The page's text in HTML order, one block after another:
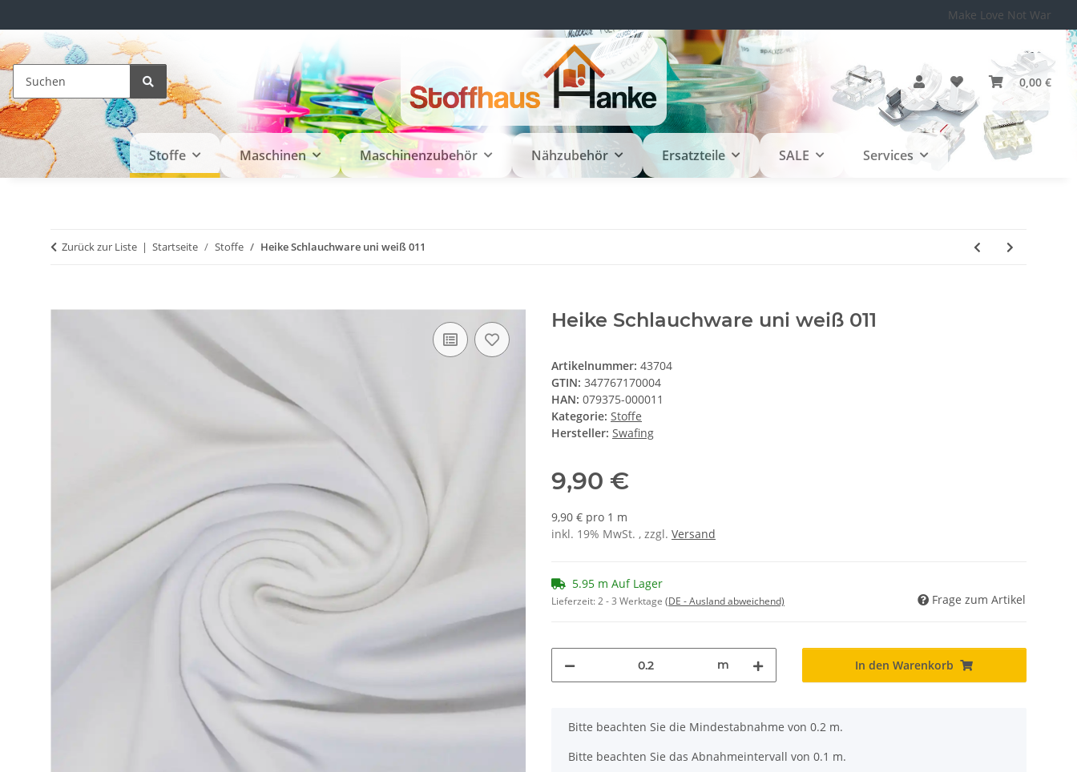
Make Love Not War
0,00 €
Stoffe Maschinen Maschinenzubehör Nähzubehör Ersatzteile SALE Services
Zurück zur Liste Startseite Stoffe Heike Schlauchware uni weiß 011
Heike Schlauchware uni weiß 011
Artikelnummer: 43704
GTIN: 347767170004
HAN: 079375-000011
Kategorie: Stoffe
Hersteller: Swafing
9,90 €
9,90 € pro 1 m
inkl. 19% MwSt. , zzgl. Versand
5.95 m Auf Lager
Lieferzeit:2 - 3 Werktage (DE - Ausland abweichend) Frage zum Artikel
m In den Warenkorb
x
Bitte beachten Sie die Mindestabnahme von 0.2 m.
Bitte beachten Sie das Abnahmeintervall von 0.1 m.